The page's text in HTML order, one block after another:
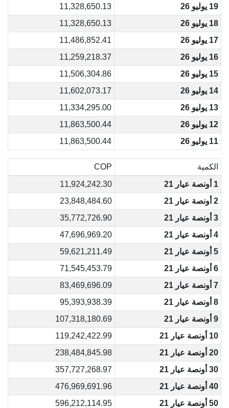
19 يوليو 26
11,328,650.13
18 يوليو 26
11,328,650.13
17 يوليو 26
11,486,852.41
16 يوليو 26
11,259,218.37
15 يوليو 26
11,506,304.86
14 يوليو 26
11,602,073.17
13 يوليو 26
11,334,295.00
12 يوليو 26
11,863,500.44
11 يوليو 26
11,863,500.44
الكمية
COP
1 أونصة عيار 21
11,924,242.30
2 أونصة عيار 21
23,848,484.60
3 أونصة عيار 21
35,772,726.90
4 أونصة عيار 21
47,696,969.20
5 أونصة عيار 21
59,621,211.49
6 أونصة عيار 21
71,545,453.79
7 أونصة عيار 21
83,469,696.09
8 أونصة عيار 21
95,393,938.39
9 أونصة عيار 21
107,318,180.69
10 أونصة عيار 21
119,242,422.99
20 أونصة عيار 21
238,484,845.98
30 أونصة عيار 21
357,727,268.97
40 أونصة عيار 21
476,969,691.96
50 أونصة عيار 21
596,212,114.95